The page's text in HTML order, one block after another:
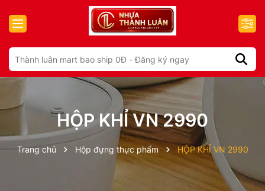
HỘP KHỈ VN 2990
Trang chủ Hộp đựng thực phẩm HỘP KHỈ VN 2990